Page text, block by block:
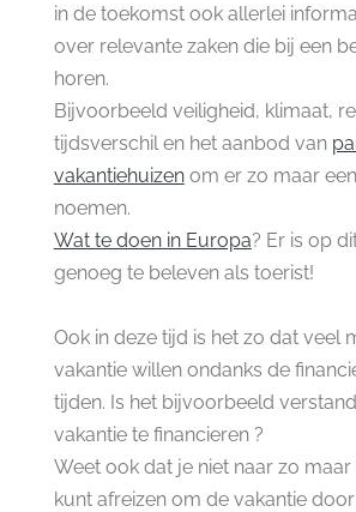
in de toekomst ook allerlei
over relevante zaken die bij een
horen.
Bijvoorbeeld veiligheid, klimaat,
tijdsverschil en het aanbod van
vakantiehuizenom er zo maar
noemen.
Wat te doen in Europa? Er is op
genoeg te beleven als toerist!
Ook in deze tijd is het zo dat veel
vakantie willen ondanks de
tijden. Is het bijvoorbeeld
vakantie te financieren ?
Weet ook dat je niet naar zo maar
kunt afreizen om de vakantie